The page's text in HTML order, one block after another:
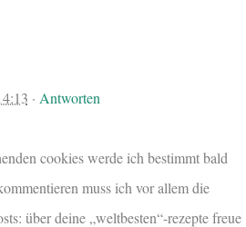
· Antworten
cookies werde ich bestimmt bald
muss ich vor allem die
über deine „weltbesten“-rezepte freue